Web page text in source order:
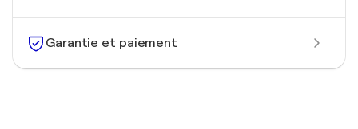
Garantie et paiement